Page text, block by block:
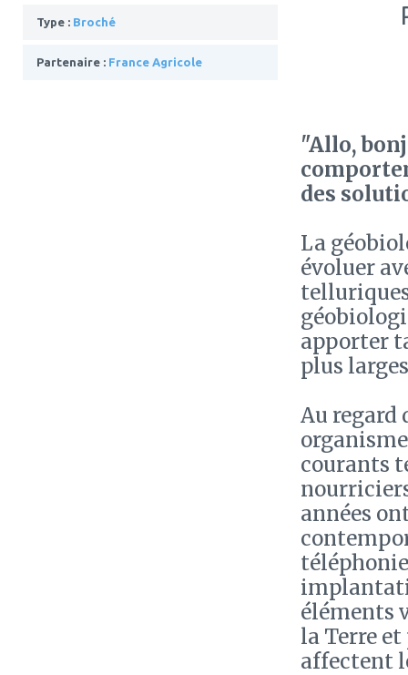
Type : Broché
Partenaire : France Agricole
"Allo,
des
La
évoluer
apporter
plus
Au regard
courants
années
éléments
la Terre
affectent